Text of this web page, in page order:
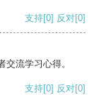
支持[0] 反对[0]
流学习心得。
支持[0] 反对[0]